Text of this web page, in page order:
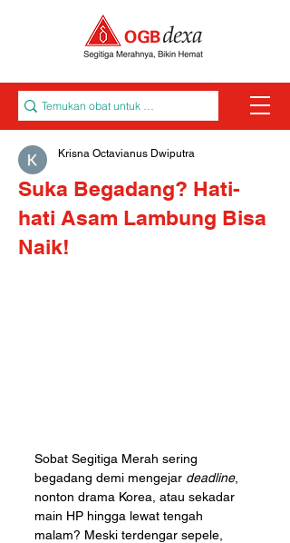
Suka Begadang? Hati-
hati Asam Lambung Bisa
Naik!
Krisna Octavianus Dwiputra
Sobat Segitiga Merah sering
begadang demi mengejar deadline,
nonton drama Korea, atau sekadar
main HP hingga lewat tengah
malam? Meski terdengar sepele,